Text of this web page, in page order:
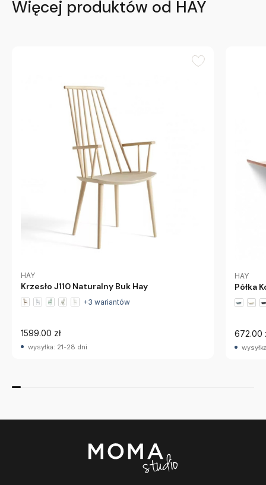
Więcej produktów od HAY
HAY
Krzesło J110 Naturalny Buk Hay
+3 wariantów
1599.00 zł
wysyłka: 21-28 dni
HAY
Półka
672.00